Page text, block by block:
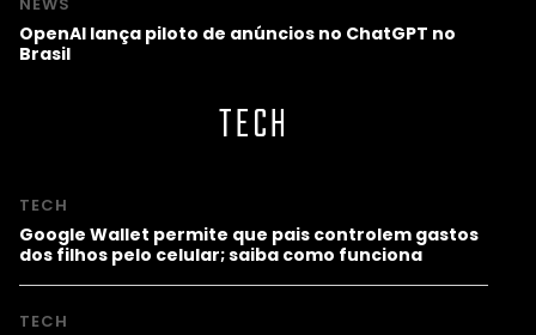
OpenAI lança piloto de anúncios no ChatGPT no
Brasil
TECH
TECH
Google Wallet permite que pais controlem gastos
dos filhos pelo celular; saiba como funciona
TECH